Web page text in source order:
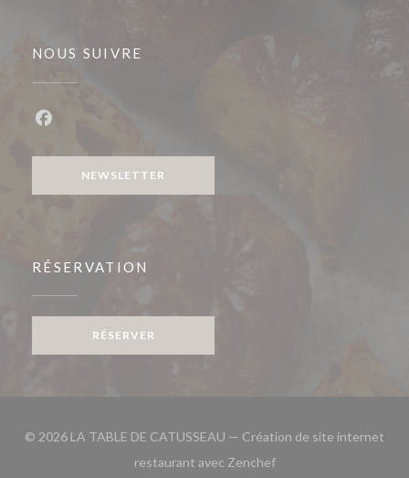
NOUS SUIVRE
NEWSLETTER
RÉSERVATION
RÉSERVER
© 2026 LA TABLE DE CATUSSEAU — Création de site internet
restaurant avec Zenchef((ouvre une nouvelle